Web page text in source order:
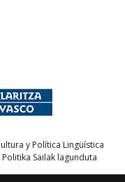
y Política Lingüística
Sailak lagunduta